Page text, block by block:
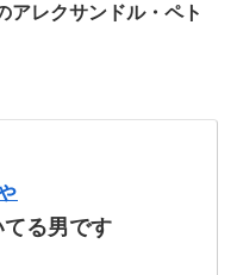
アレクサンドル・ペト
る男です